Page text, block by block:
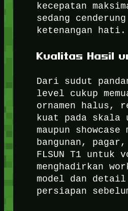
kecepatan
sedang
ketenangan hati.
Kualitas Hasil
Dari sudut
level cukup
ornamen halus,
kuat pada
maupun
bangunan,
FLSUN T1
menghadirkan
model dan detail
persiapan